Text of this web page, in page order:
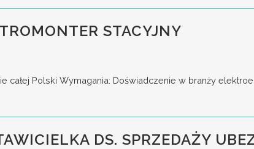
STACYJNY
całej Polski Wymagania: Doświadczenie w branży
DS. SPRZEDAŻY